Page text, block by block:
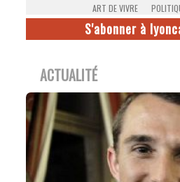
ART DE VIVRE
S'abonner à
ACTUALITÉ